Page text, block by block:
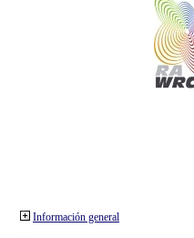
Información general